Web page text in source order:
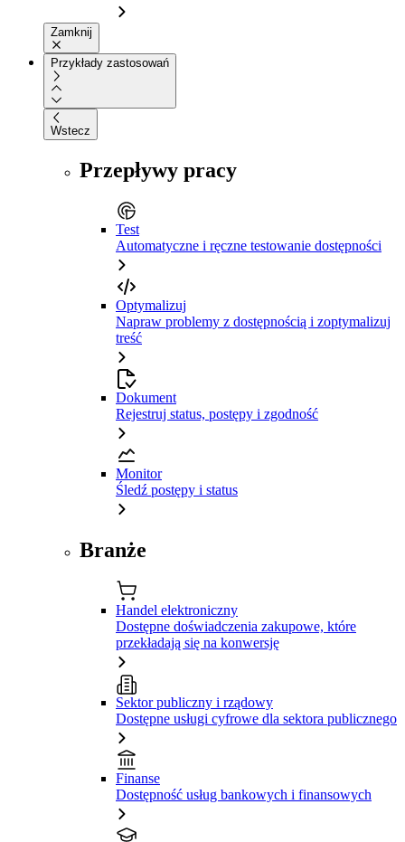
Zamknij
Przykłady zastosowań
Wstecz
Przepływy pracy
Test
Automatyczne i ręczne testowanie dostępności
Optymalizuj
Napraw problemy z dostępnością i zoptymalizuj
treść
Dokument
Rejestruj status, postępy i zgodność
Monitor
Śledź postępy i status
Branże
Handel elektroniczny
Dostępne doświadczenia zakupowe, które
przekładają się na konwersję
Sektor publiczny i rządowy
Dostępne usługi cyfrowe dla sektora publicznego
Finanse
Dostępność usług bankowych i finansowych